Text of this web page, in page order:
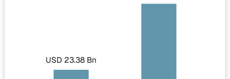
USD 23.38 Bn